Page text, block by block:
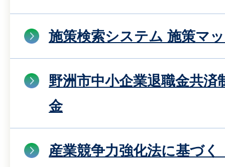
施策検索システム 施策マ
野洲市中小企業退職金共済
金
産業競争力強化法に基づく